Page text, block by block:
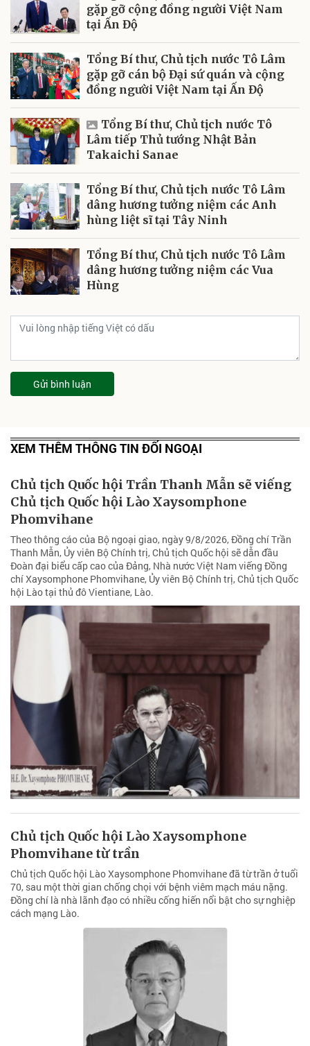
gặp gỡ cộng đồng người Việt Nam
tại Ấn Độ
Tổng Bí thư, Chủ tịch nước Tô Lâm
gặp gỡ cán bộ Đại sứ quán và cộng
đồng người Việt Nam tại Ấn Độ
Tổng Bí thư, Chủ tịch nước Tô
Lâm tiếp Thủ tướng Nhật Bản
Takaichi Sanae
Tổng Bí thư, Chủ tịch nước Tô Lâm
dâng hương tưởng niệm các Anh
hùng liệt sĩ tại Tây Ninh
Tổng Bí thư, Chủ tịch nước Tô Lâm
dâng hương tưởng niệm các Vua
Hùng
Gửi bình luận
XEM THÊM THÔNG TIN ĐỐI NGOẠI
Chủ tịch Quốc hội Trần Thanh Mẫn sẽ viếng
Chủ tịch Quốc hội Lào Xaysomphone
Phomvihane
Theo thông cáo của Bộ ngoại giao, ngày 9/8/2026, Đồng chí Trần
Thanh Mẫn, Ủy viên Bộ Chính trị, Chủ tịch Quốc hội sẽ dẫn đầu
Đoàn đại biểu cấp cao của Đảng, Nhà nước Việt Nam viếng Đồng
chí Xaysomphone Phomvihane, Ủy viên Bộ Chính trị, Chủ tịch Quốc
hội Lào tại thủ đô Vientiane, Lào.
Chủ tịch Quốc hội Lào Xaysomphone
Phomvihane từ trần
Chủ tịch Quốc hội Lào Xaysomphone Phomvihane đã từ trần ở tuổi
70, sau một thời gian chống chọi với bệnh viêm mạch máu nặng.
Đồng chí là nhà lãnh đạo có nhiều cống hiến nổi bật cho sự nghiệp
cách mạng Lào.